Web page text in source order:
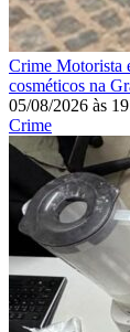
Crime Motorista
cosméticos na
05/08/2026 às
Crime